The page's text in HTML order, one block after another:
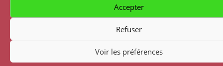
Accepter
Refuser
Voir les préférences